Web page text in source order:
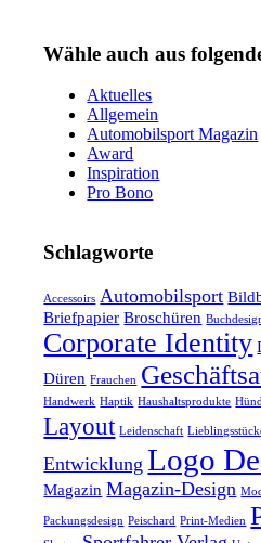
Wähle auch aus
Aktuelles
Allgemein
Automobilsport Magazin
Award
Inspiration
Pro Bono
Schlagworte
Accessoirs Automobilsport
Briefpapier Broschüren
Corporate Identity
Düren Frauchen
Handwerk Haptik Haushaltsprodukte
Layout Leidenschaft
Entwicklung Logo
Magazin Magazin-Design
Packungsdesign Peischard Print-Medien